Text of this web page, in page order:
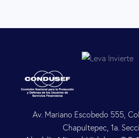
Av. Mariano Escobedo 555,
Chapultepec, 1a.